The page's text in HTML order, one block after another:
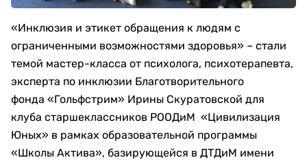
«Инклюзия и этикет обращения к людям с
ограниченными возможностями здоровья» – стали
темой мастер-класса от психолога, психотерапевта,
эксперта по инклюзии Благотворительного
фонда «Гольфстрим» Ирины Скуратовской для
клуба старшеклассников РООДиМ «Цивилизация
Юных» в рамках образовательной программы
«Школы Актива», базирующейся в ДТДиМ имени